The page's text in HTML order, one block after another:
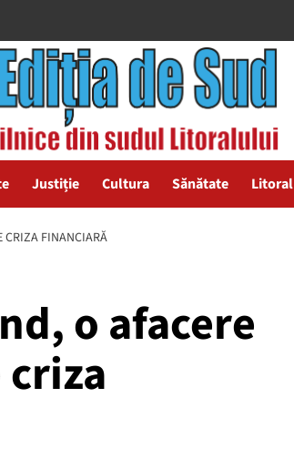
Justiție Cultura Sănătate Litoral
CRIZA FINANCIARĂ
o afacere